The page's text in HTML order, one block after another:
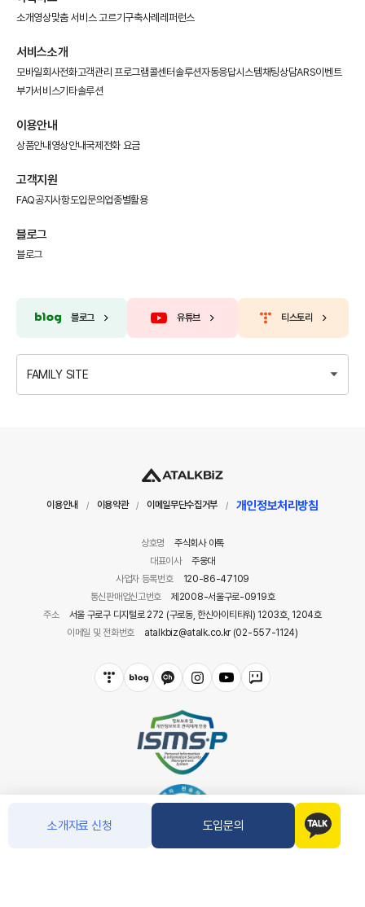
소개자료 신청 도입문의
소개영상맞춤 서비스 고르기구축사례레퍼런스
서비스소개
모바일회사전화고객관리 프로그램콜센터솔루션자동응답시스템채팅상담ARS이벤트
부가서비스기타솔루션
이용안내
상품안내영상안내국제전화 요금
고객지원
FAQ공지사항도입문의업종별활용
블로그
블로그
블로그 유튜브 티스토리
FAMILY SITE
이용안내 / 이용약관 / 이메일무단수집거부 / 개인정보처리방침
상호명
주식회사 아톡
대표이사
주웅대
사업자 등록번호
120-86-47109
통신판매업신고번호
제2008-서울구로-0919호
주소
서울 구로구 디지털로 272 (구로동, 한신아이티타워) 1203호, 1204호
이메일 및 전화번호
atalkbiz@atalk.co.kr (02-557-1124)